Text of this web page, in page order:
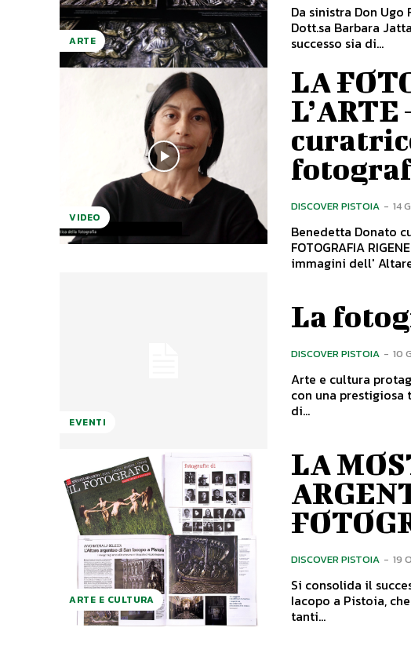
ARTE
Da sinistra Don
Dott.sa Barbara Jatta,
successo sia di...
VIDEO
LA
DISCOVER PISTOIA - 14
Benedetta Donato
FOTOGRAFIA
immagini dell'
EVENTI
La
DISCOVER PISTOIA - 10
Arte e cultura
con una
di...
ARTE E CULTURA
LA
DISCOVER PISTOIA - 19
Si consolida il
Iacopo a Pistoia,
tanti...